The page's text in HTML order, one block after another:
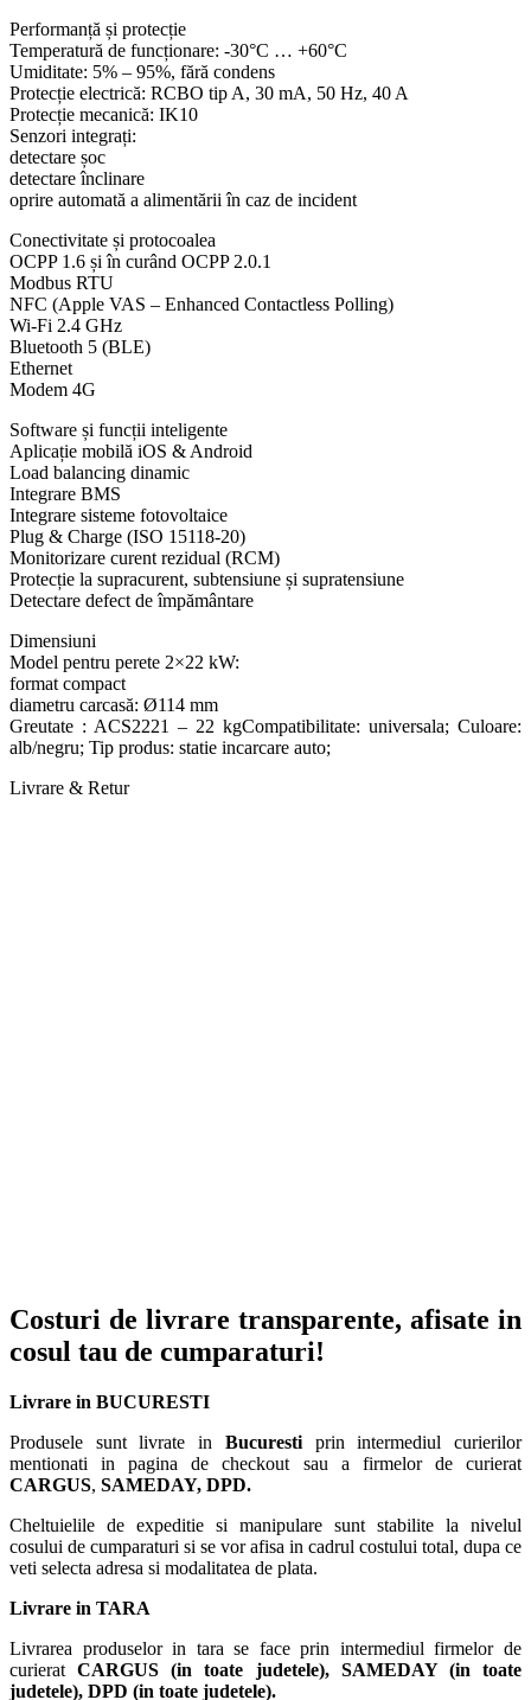
Performanță și protecție
Temperatură de funcționare: -30°C … +60°C
Umiditate: 5% – 95%, fără condens
Protecție electrică: RCBO tip A, 30 mA, 50 Hz, 40 A
Protecție mecanică: IK10
Senzori integrați:
detectare șoc
detectare înclinare
oprire automată a alimentării în caz de incident
Conectivitate și protocoalea
OCPP 1.6 și în curând OCPP 2.0.1
Modbus RTU
NFC (Apple VAS – Enhanced Contactless Polling)
Wi-Fi 2.4 GHz
Bluetooth 5 (BLE)
Ethernet
Modem 4G
Software și funcții inteligente
Aplicație mobilă iOS & Android
Load balancing dinamic
Integrare BMS
Integrare sisteme fotovoltaice
Plug & Charge (ISO 15118-20)
Monitorizare curent rezidual (RCM)
Protecție la supracurent, subtensiune și supratensiune
Detectare defect de împământare
Dimensiuni
Model pentru perete 2×22 kW:
format compact
diametru carcasă: Ø114 mm
Greutate : ACS2221 – 22 kgCompatibilitate: universala; Culoare:
alb/negru; Tip produs: statie incarcare auto;
Livrare & Retur
Costuri de livrare transparente, afisate in
cosul tau de cumparaturi!
Livrare in BUCURESTI
Produsele sunt livrate in Bucurestiprin intermediul curierilor
mentionati in pagina de checkout sau a firmelor de curierat
CARGUS, SAMEDAY, DPD.
Cheltuielile de expeditie si manipulare sunt stabilite la nivelul
cosului de cumparaturi si se vor afisa in cadrul costului total, dupa ce
veti selecta adresa si modalitatea de plata.
Livrare in TARA
Livrarea produselor in tara se face prin intermediul firmelor de
curieratCARGUS (in toate judetele),
SAMEDAY (in toate
judetele), DPD (in toate judetele).